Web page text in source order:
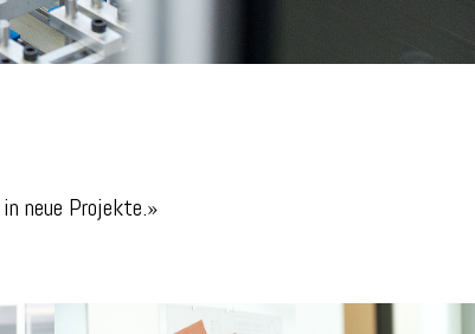
neue Projekte.»